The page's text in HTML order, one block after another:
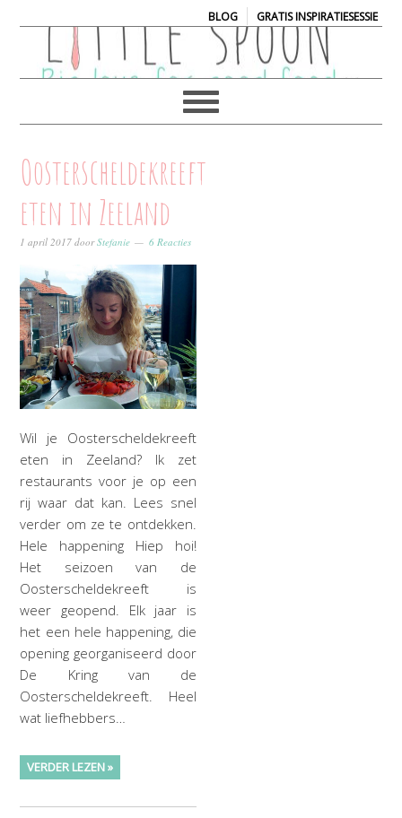
BLOG| GRATIS INSPIRATIESESSIE
Oosterscheldekreeft
eten in Zeeland
1 april 2017 doorStefanie 6 Reacties
Wil je Oosterscheldekreeft
eten in Zeeland? Ik zet
restaurants voor je op een
rij waar dat kan. Lees snel
verder om ze te ontdekken.
Hele happening Hiep hoi!
Het seizoen van de
Oosterscheldekreeft is
weer geopend. Elk jaar is
het een hele happening, die
opening georganiseerd door
De Kring van de
Oosterscheldekreeft. Heel
wat liefhebbers…
VERDER LEZEN »